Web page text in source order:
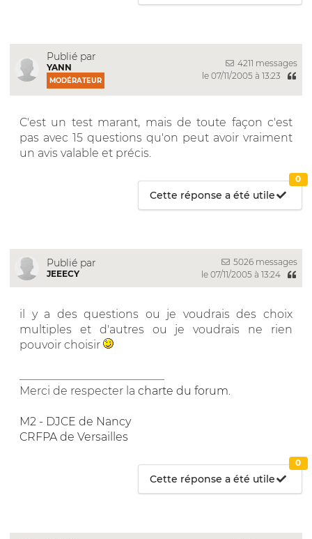
Publié par
YANN
MODÉRATEUR
4211 messages
le 07/11/2005 à 13:23
C'est un test marant, mais de toute façon c'est
pas avec 15 questions qu'on peut avoir vraiment
un avis valable et précis.
Cette réponse a été utile
0
Publié par
JEEECY
5026 messages
le 07/11/2005 à 13:24
il y a des questions ou je voudrais des choix
multiples et d'autres ou je voudrais ne rien
pouvoir choisir
Merci de respecter la charte du forum
M2 - DJCE de Nancy
CRFPA de Versailles
Cette réponse a été utile
0